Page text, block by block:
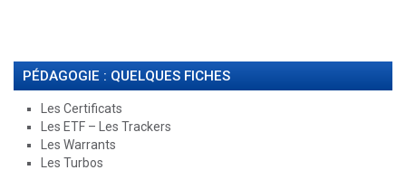
PÉDAGOGIE : QUELQUES FICHES
Les Certificats
Les ETF – Les Trackers
Les Warrants
Les Turbos